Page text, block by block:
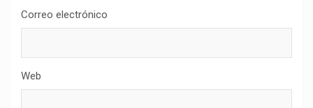
Correo electrónico
Web